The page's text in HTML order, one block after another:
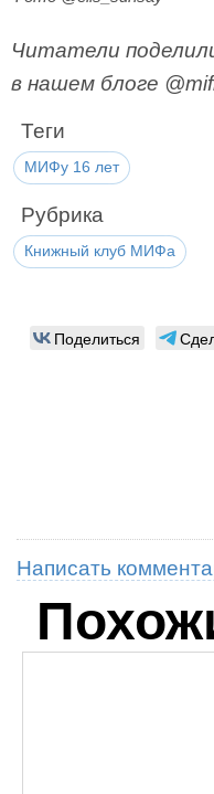
Читатели
в нашем блоге
Теги
МИФу 16 лет
Рубрика
Книжный клуб МИФа
Поделиться
Написать